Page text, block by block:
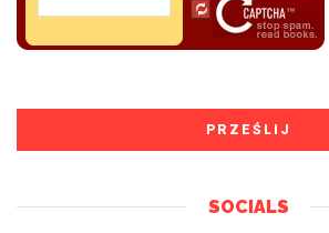
SOCIALS